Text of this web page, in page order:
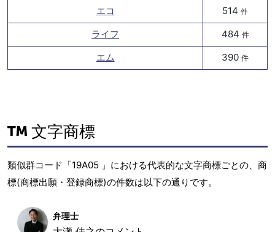
エコ
514 件
ライフ 484 件
エム 390 件
文字商標
類似群コード「19A05 」における代表的な文字商標ごとの、商
標(商標出願・登録商標)の件数は以下の通りです。
弁理士